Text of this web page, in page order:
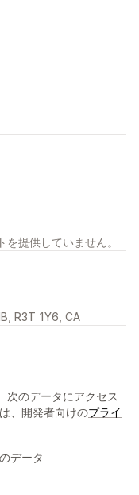
提供していません。
R3T 1Y6, CA
次のデータにアクセス
、開発者向けのプライ
データ